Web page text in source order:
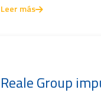
Leer más
Reale Group